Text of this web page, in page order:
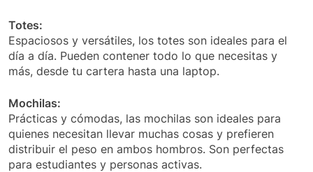
Totes:
Espaciosos y versátiles, los totes son ideales para el
día a día. Pueden contener todo lo que necesitas y
más, desde tu cartera hasta una laptop.
Mochilas:
Prácticas y cómodas, las mochilas son ideales para
quienes necesitan llevar muchas cosas y prefieren
distribuir el peso en ambos hombros. Son perfectas
para estudiantes y personas activas.